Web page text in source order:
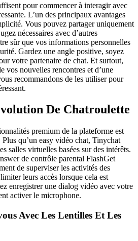
pour commencer à interagir avec
L’un des principaux avantages
Vous pouvez partager uniquement
nécessaires avec d’autres
sûr que vos informations personnelles
Gardez une angle positive, soyez
votre partenaire de chat. Et surtout,
vos nouvelles rencontres et d’une
recommandons de les utiliser pour
De Chatroulette
premium de la plateforme est
qu’un easy vidéo chat, Tinychat
salles virtuelles basées sur des intérêts.
de contrôle parental FlashGet
de superviser les activités des
leurs accès lorsque cela est
enregistrer une dialog vidéo avec votre
activer le microphone.
Avec Les Lentilles Et Les